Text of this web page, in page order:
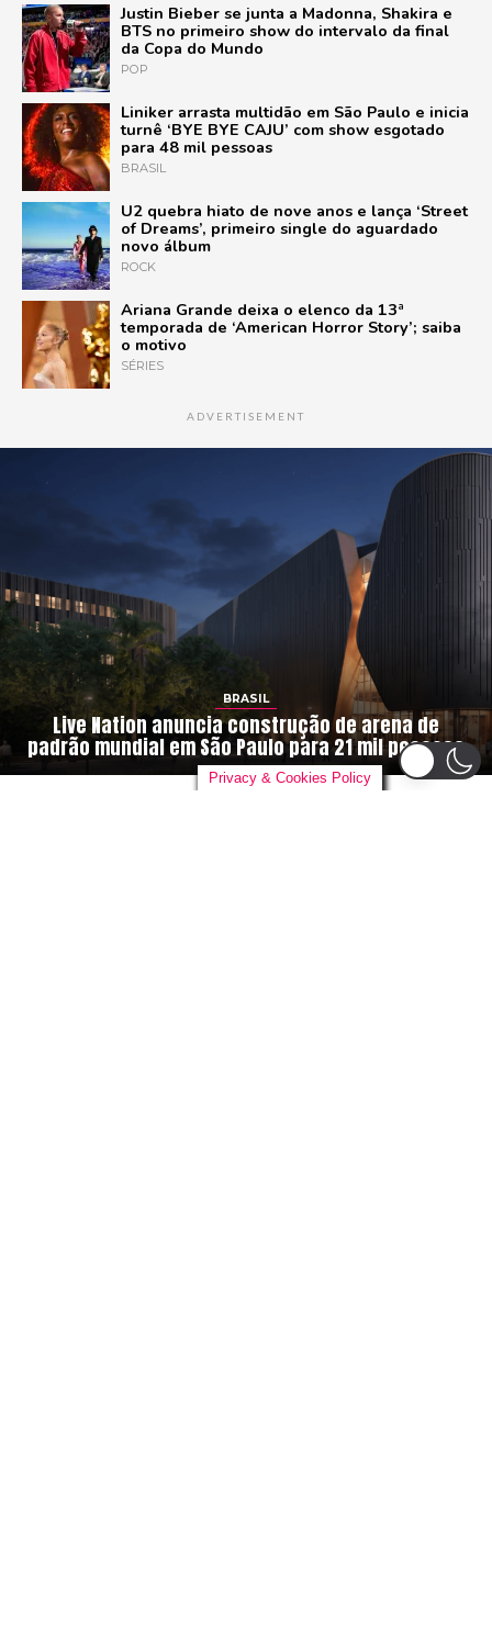
Justin Bieber se junta a Madonna, Shakira e
BTS no primeiro show do intervalo da final
da Copa do Mundo
POP
Liniker arrasta multidão em São Paulo e inicia
turnê ‘BYE BYE CAJU’ com show esgotado
para 48 mil pessoas
BRASIL
U2 quebra hiato de nove anos e lança ‘Street
of Dreams’, primeiro single do aguardado
novo álbum
ROCK
Ariana Grande deixa o elenco da 13ª
temporada de ‘American Horror Story’; saiba
o motivo
SÉRIES
ADVERTISEMENT
BRASIL
Live Nation anuncia construção de arena de
padrão mundial em São Paulo para 21 mil pessoas
Privacy & Cookies Policy